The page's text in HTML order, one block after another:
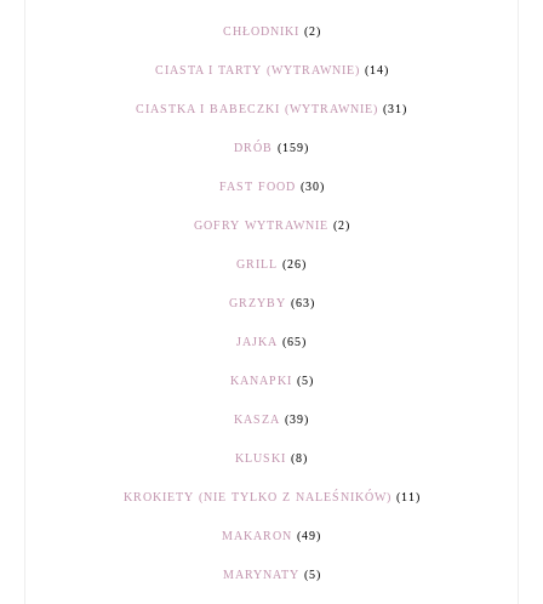
CHŁODNIKI (2)
CIASTA I TARTY (WYTRAWNIE) (14)
CIASTKA I BABECZKI (WYTRAWNIE) (31)
DRÓB (159)
FAST FOOD (30)
GOFRY WYTRAWNIE (2)
GRILL (26)
GRZYBY (63)
JAJKA (65)
KANAPKI (5)
KASZA (39)
KLUSKI (8)
KROKIETY (NIE TYLKO Z NALEŚNIKÓW) (11)
MAKARON (49)
MARYNATY (5)